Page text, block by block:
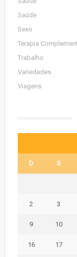
Saúde
Sexo
Terapia
Trabalho
Variedades
Viagens
D S
2 3
9 10
16 17